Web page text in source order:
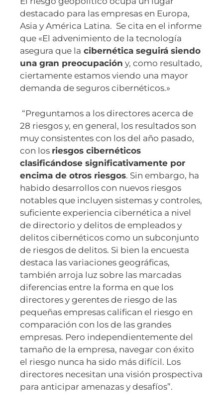
destacado para las empresas en Europa,
Asia y América Latina. Se cita en el informe
que «El advenimiento de la tecnología
asegura que la cibernética seguirá siendo
una gran preocupación y, como resultado,
ciertamente estamos viendo una mayor
demanda de seguros cibernéticos.»
“Preguntamos a los directores acerca de
28 riesgos y, en general, los resultados son
muy consistentes con los del año pasado,
con los riesgos cibernéticos
clasificándose significativamente por
encima de otros riesgos. Sin embargo, ha
habido desarrollos con nuevos riesgos
notables que incluyen sistemas y controles,
suficiente experiencia cibernética a nivel
de directorio y delitos de empleados y
delitos cibernéticos como un subconjunto
de riesgos de delitos. Si bien la encuesta
destaca las variaciones geográficas,
también arroja luz sobre las marcadas
diferencias entre la forma en que los
directores y gerentes de riesgo de las
pequeñas empresas califican el riesgo en
comparación con los de las grandes
empresas. Pero independientemente del
tamaño de la empresa, navegar con éxito
el riesgo nunca ha sido más difícil. Los
directores necesitan una visión prospectiva
para anticipar amenazas y desafíos”.